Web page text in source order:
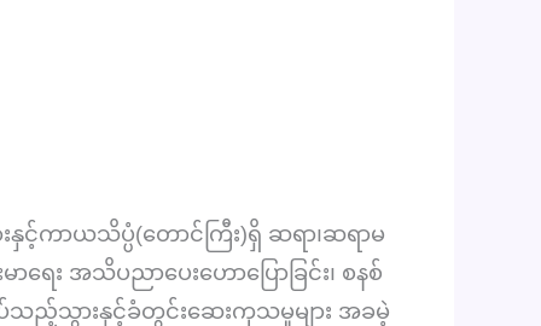
းနှင့်ကာယသိပ္ပံ(တောင်ကြီး)ရှိ ဆရာ၊ဆရာမ
ေး အသိပညာပေးဟောပြောခြင်း၊ စနစ်
ပ်သည့်သွားနှင့်ခံတွင်းဆေးကုသမှုများ အခမဲ့